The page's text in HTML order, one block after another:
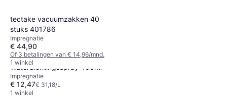
Imprägnol Imprägnol
Waterdichtingsspray 400ml
Impregnatie
€ 12,47€ 31,18/L
1 winkel
tectake vacuumzakken 40
stuks 401786
Impregnatie
€ 44,90
Of 3 betalingen van € 14,96/mnd.
1 winkel